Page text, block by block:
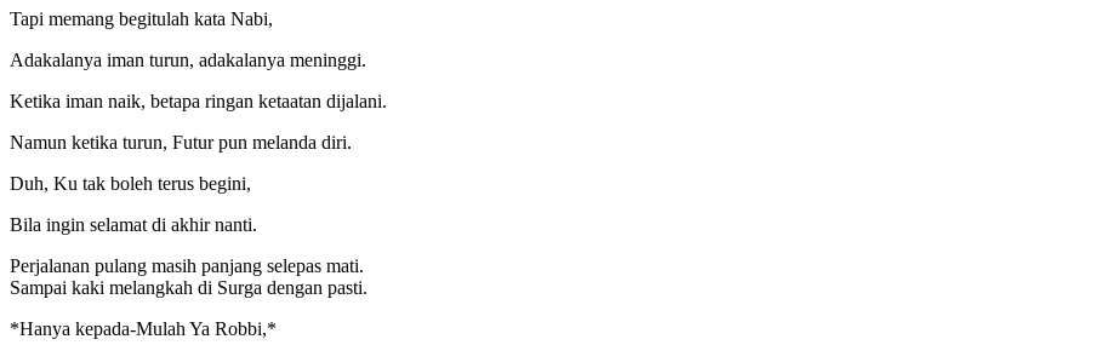
Tapi memang begitulah kata Nabi,
Adakalanya iman turun, adakalanya meninggi.
Ketika iman naik, betapa ringan ketaatan dijalani.
Namun ketika turun, Futur pun melanda diri.
Duh, Ku tak boleh terus begini,
Bila ingin selamat di akhir nanti.
Perjalanan pulang masih panjang selepas mati.
Sampai kaki melangkah di Surga dengan pasti.
*Hanya kepada-Mulah Ya Robbi,*